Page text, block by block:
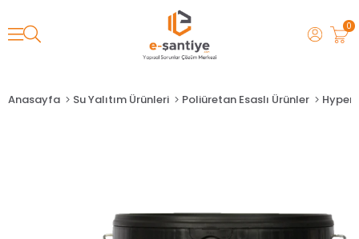
0
Anasayfa Su Yalıtım Ürünleri Poliüretan Esaslı Ürünler